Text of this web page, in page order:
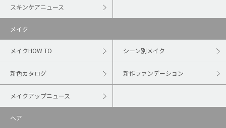
スキンケアニュース
メイク
メイクHOW TO シーン別メイク
新色カタログ 新作ファンデーション
メイクアップニュース
ヘア